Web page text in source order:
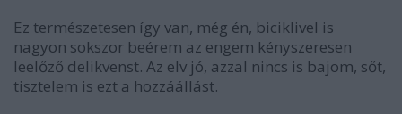
Ez természetesen így van, még én, biciklivel is
nagyon sokszor beérem az engem kényszeresen
leelőző delikvenst. Az elv jó, azzal nincs is bajom, sőt,
tisztelem is ezt a hozzáállást.